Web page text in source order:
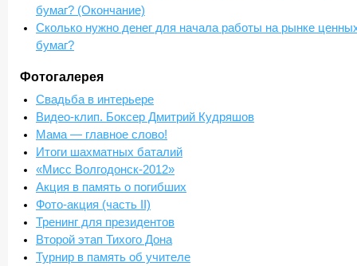
бумаг? (Окончание)
Сколько нужно денег для начала работы на рынке
бумаг?
Фотогалерея
Свадьба в интерьере
Видео-клип. Боксер Дмитрий Кудряшов
Мама — главное слово!
Итоги шахматных баталий
«Мисс Волгодонск-2012»
Акция в память о погибших
Фото-акция (часть II)
Тренинг для президентов
Второй этап Тихого Дона
Турнир в память об учителе